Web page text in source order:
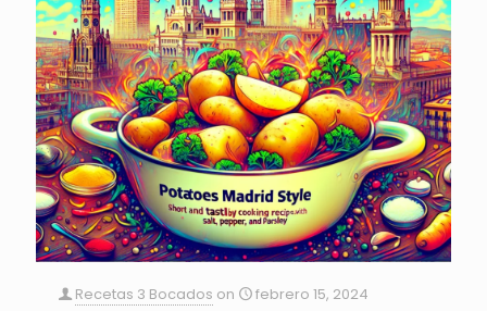
Recetas 3 Bocados on
febrero 15, 2024